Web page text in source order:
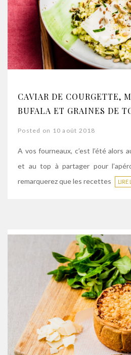
CAVIAR DE COURGETTE,
BUFALA ET GRAINES DE
Posted on 10 août 2018
A vos fourneaux, c’est l’été alors
et au top à partager pour
remarquerez que les recettes
LIRE